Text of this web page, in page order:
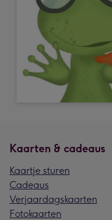
Kaarten & cadeaus
Kaartje sturen
Cadeaus
Verjaardagskaarten
Fotokaarten